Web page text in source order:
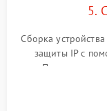
5.
Сборка
защиты IP с
Программная
абсолютно